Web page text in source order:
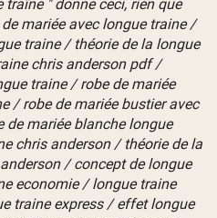
mariée avec longue traine /
traine / théorie de la longue
chris anderson pdf /
traine / robe de mariée
/ robe de mariée bustier avec
de mariée blanche longue
chris anderson / théorie de la
/ concept de longue
economie / longue traine
traine express / effet longue